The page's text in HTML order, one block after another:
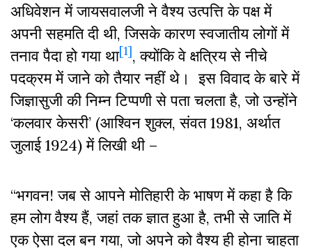
अधिवेशन में जायसवालजी ने वैश्य उत्पत्ति के पक्ष में
अपनी सहमति दी थी, जिसके कारण स्वजातीय लोगों में
तनाव पैदा हो गया था[1], क्योंकि वे क्षत्रिय से नीचे
पदक्रम में जाने को तैयार नहीं थे। इस विवाद के बारे में
जिज्ञासुजी की निम्न टिप्पणी से पता चलता है, जो उन्होंने
‘कलवार केसरी’ (आश्विन शुक्ल, संवत 1981, अर्थात
जुलाई 1924) में लिखी थी –
“भगवन! जब से आपने मोतिहारी के भाषण में कहा है कि
हम लोग वैश्य हैं, जहां तक ज्ञात हुआ है, तभी से जाति में
एक ऐसा दल बन गया, जो अपने को वैश्य ही होना चाहता